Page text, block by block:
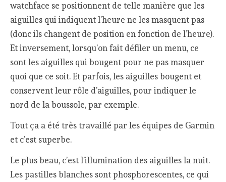
watchface se positionnent de telle manière que les
aiguilles qui indiquent l’heure ne les masquent pas
(donc ils changent de position en fonction de l’heure).
Et inversement, lorsqu’on fait défiler un menu, ce
sont les aiguilles qui bougent pour ne pas masquer
quoi que ce soit. Et parfois, les aiguilles bougent et
conservent leur rôle d’aiguilles, pour indiquer le
nord de la boussole, par exemple.
Tout ça a été très travaillé par les équipes de Garmin
et c’est superbe.
Le plus beau, c’est l’illumination des aiguilles la nuit.
Les pastilles blanches sont phosphorescentes, ce qui